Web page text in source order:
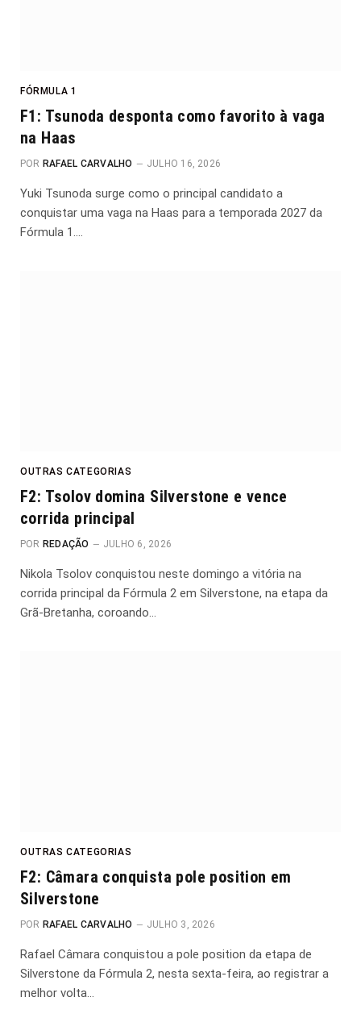
FÓRMULA 1
F1: Tsunoda desponta como favorito à vaga
na Haas
POR RAFAEL CARVALHO JULHO 16, 2026
Yuki Tsunoda surge como o principal candidato a
conquistar uma vaga na Haas para a temporada 2027 da
Fórmula 1.…
OUTRAS CATEGORIAS
F2: Tsolov domina Silverstone e vence
corrida principal
POR REDAÇÃO JULHO 6, 2026
Nikola Tsolov conquistou neste domingo a vitória na
corrida principal da Fórmula 2 em Silverstone, na etapa da
Grã-Bretanha, coroando…
OUTRAS CATEGORIAS
F2: Câmara conquista pole position em
Silverstone
POR RAFAEL CARVALHO JULHO 3, 2026
Rafael Câmara conquistou a pole position da etapa de
Silverstone da Fórmula 2, nesta sexta-feira, ao registrar a
melhor volta…